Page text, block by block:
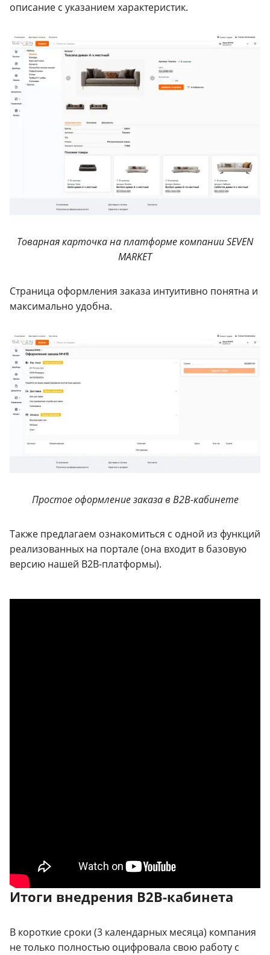
описание с указанием характеристик.
Товарная карточка на платформе компании SEVEN
MARKET
Страница оформления заказа интуитивно понятна и
максимально удобна.
Простое оформление заказа в B2B-кабинете
Также предлагаем ознакомиться с одной из функций
реализованных на портале (она входит в базовую
версию нашей B2B-платформы).
Итоги внедрения B2B-кабинета
В короткие сроки (3 календарных месяца) компания
не только полностью оцифровала свою работу с